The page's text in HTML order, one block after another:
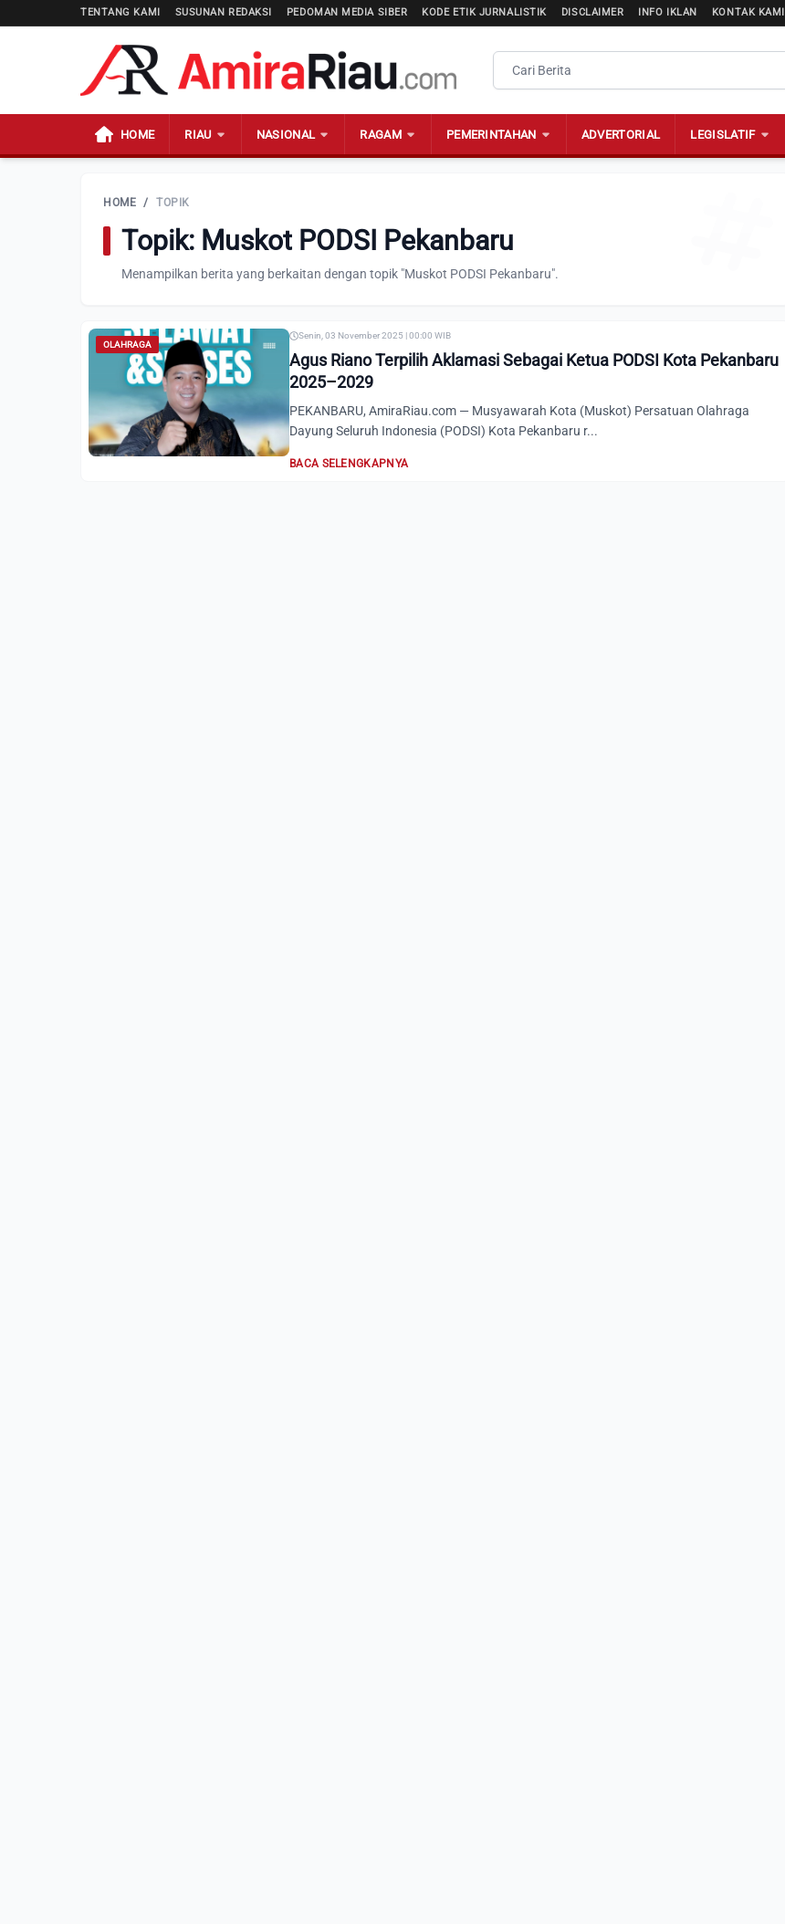
TENTANG KAMI SUSUNAN REDAKSI PEDOMAN MEDIA SIBER KODE ETIK JURNALISTIK DISCLAIMER INFO IKLAN KONTAK KAMI
HOME RIAU NASIONAL RAGAM PEMERINTAHAN ADVERTORIAL LEGISLATIF
HOME / TOPIK
Topik: Muskot PODSI Pekanbaru
Menampilkan berita yang berkaitan dengan topik "Muskot PODSI Pekanbaru".
OLAHRAGA
Senin, 03 November 2025 | 00:00 WIB
Agus Riano Terpilih Aklamasi Sebagai Ketua PODSI Kota Pekanbaru
2025–2029
PEKANBARU, AmiraRiau.com — Musyawarah Kota (Muskot) Persatuan Olahraga
Dayung Seluruh Indonesia (PODSI) Kota Pekanbaru r...
BACA SELENGKAPNYA